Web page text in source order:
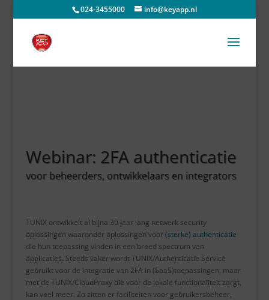
024-3455000 info@keyapp.nl
Webinar: 2FA authenticatie
voor beheerders, ontwikkelaars en integrators
TUNIX ontwikkelt al bijna 30 jaar lang netwerk security
oplossingen waaronder oplossingen voor(sterke) authenticatie
die hun toepassing vinden in een breed spectrum van
applicaties. Steeds vaker wordt TUNIX/Authenticatie Service
gebruikt voor de integratie van 2FA in (SaaS)toepassingen, maar
met de TUNIX/CloudProxy die voor de lokale functionaliteit zorgt,
kan veel meer. Zo zitten er faciliteiten voor gebruikersbeheer,